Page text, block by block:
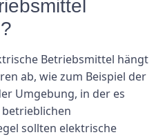
Betriebsmittel hängt
ab, wie zum Beispiel der
Umgebung, in der es
sollten elektrische